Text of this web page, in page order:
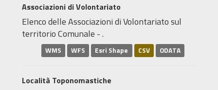
Associazioni di Volontariato
Elenco delle Associazioni di Volontariato sul
territorio Comunale - .
WMS WFS Esri Shape CSV ODATA
Località Toponomastiche